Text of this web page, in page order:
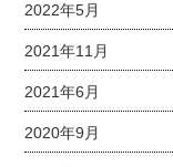
2022年5月
2021年11月
2021年6月
2020年9月